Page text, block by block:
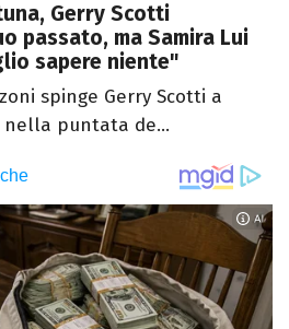
Gerry Scotti
passato, ma Samira Lui
sapere niente"
spinge Gerry Scotti a
nella puntata de...